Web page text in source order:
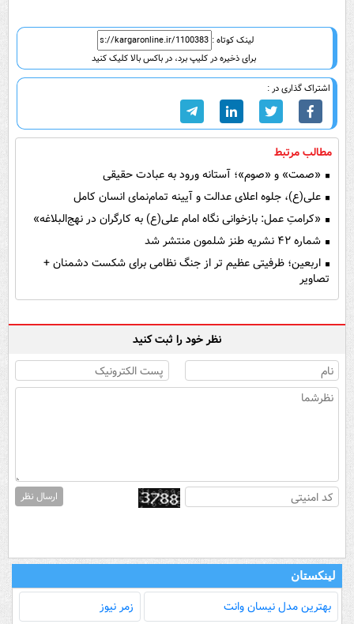
لینک کوتاه :
برای ذخیره در کلیپ برد، در باکس بالا کلیک کنید
اشتراک گذاری در :
مطالب مرتبط
«صمت» و «صوم»؛ آستانه ورود به عبادت حقیقی
علی(ع)، جلوه اعلای عدالت و آیینه تمام‌نمای انسان کامل
«کرامتِ عمل: بازخوانی نگاه امام علی(ع) به کارگران در نهج‌البلاغه»
شماره ۴۲ نشریه طنز شلمون منتشر شد
اربعین؛ ظرفیتی عظیم تر از جنگ نظامی برای شکست دشمنان +
تصاویر
نظر خود را ثبت کنید
ارسال نظر
لینکستان
بهترین مدل‌ نیسان وانت زمر نیوز